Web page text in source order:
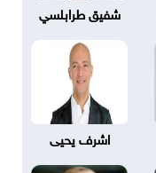
شفيق طرابلسي
اشرف يحيى